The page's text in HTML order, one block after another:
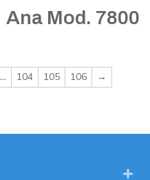
Ana Mod. 7800
… 104 105 106 →